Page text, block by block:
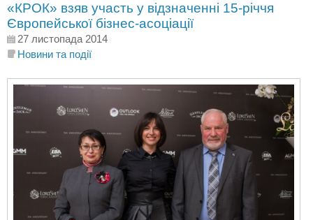
«КРОК» взяв участь у відзначенні 15-річчя
Європейської бізнес-асоціації
27 листопада 2014
Новини та події